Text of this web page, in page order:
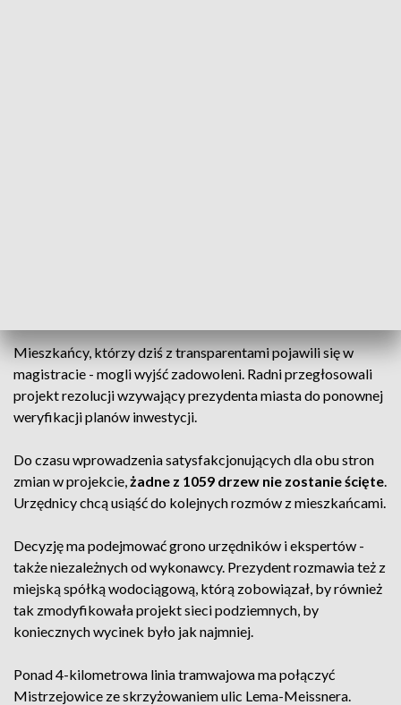
Mieszkańcy, którzy dziś z transparentami pojawili się w
magistracie - mogli wyjść zadowoleni. Radni przegłosowali
projekt rezolucji wzywający prezydenta miasta do ponownej
weryfikacji planów inwestycji.
Do czasu wprowadzenia satysfakcjonujących dla obu stron
zmian w projekcie,żadne z 1059 drzew nie zostanie ścięte.
Urzędnicy chcą usiąść do kolejnych rozmów z mieszkańcami.
Decyzję ma podejmować grono urzędników i ekspertów -
także niezależnych od wykonawcy. Prezydent rozmawia też z
miejską spółką wodociągową, którą zobowiązał, by również
tak zmodyfikowała projekt sieci podziemnych, by
koniecznych wycinek było jak najmniej.
Ponad 4-kilometrowa linia tramwajowa ma połączyć
Mistrzejowice ze skrzyżowaniem ulic Lema-Meissnera.